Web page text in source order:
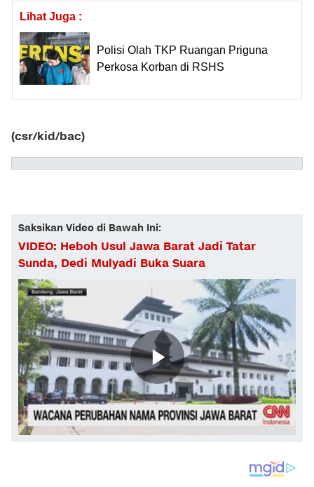
Lihat Juga :
Polisi Olah TKP Ruangan Priguna
Perkosa Korban di RSHS
(csr/kid/bac)
Saksikan Video di Bawah Ini:
VIDEO: Heboh Usul Jawa Barat Jadi Tatar
Sunda, Dedi Mulyadi Buka Suara